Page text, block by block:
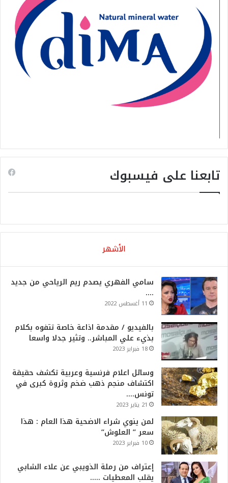
تابعنا على فيسبوك
الأشهر
سامي الفهري يصدم ريم الرياحي من جديد
….
11 أغسطس 2022
بالفيديو / مقدمة اذاعة خاصة تتفوه بكلام
بذيء علي المباشر.. وتثير جدلا واسعا
18 فبراير 2023
وسائل اعلام فرنسية وعربية تكشف حقيقة
اكتشاف منجم ذهب ضخم وثروة كبرى في
تونس….
21 يناير 2023
لمن ينوي شراء الاضحية هذا العام : هذا
سعر ” العلوش”
10 فبراير 2023
إعتراف من رملة الذويبي عن علاء الشابي
يقلب المعطيات …..